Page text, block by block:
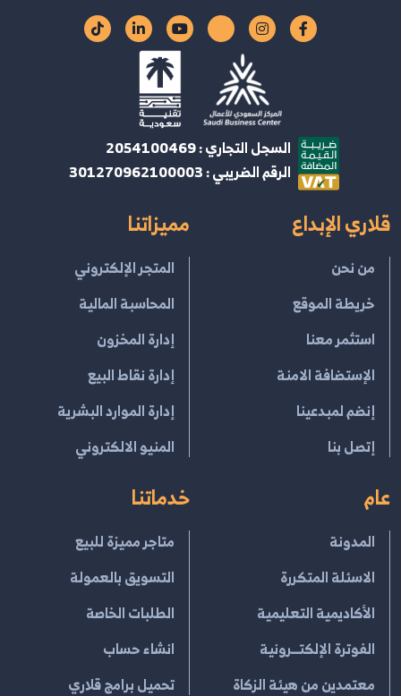
السجل التجاري : 2054100469
الرقم الضريبي : 301270962100003
قلاري الإبداع
من نحن
خريطة الموقع
استثمر معنا
الإستضافة الامنة
إنضم لمبدعينا
إتصل بنا
مميزاتنا
المتجر الإلكتروني
المحاسبة المالية
إدارة المخزون
إدارة نقاط البيع
إدارة الموارد البشرية
المنيو الالكتروني
عام
المدونة
الاسئلة المتكررة
الأكاديمية التعليمية
الفوترة الإلكتــرونية
معتمدين من هيئة الزكاة
خدماتنا
متاجر مميزة للبيع
التسويق بالعمولة
الطلبات الخاصة
انشاء حساب
تحميل برامج قلاري